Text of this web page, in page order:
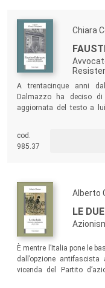
Chiara
A trentacinque anni
Dalmazzo ha deciso
aggiornata del testo a
conosciuto, dai suoi
avvocato scrupoloso e
ed etica della
cod.
985.37
Alberto
LE
È mentre l’Italia pone le
dall’opzione
vicenda del Partito
Guglielmo Giannini.